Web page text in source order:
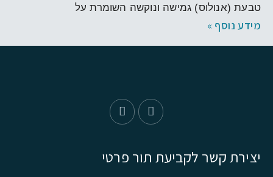
טבעת (אנולוס) גמישה ונוקשה השומרת על
מידע נוסף »
יצירת קשר לקביעת תור פרטי